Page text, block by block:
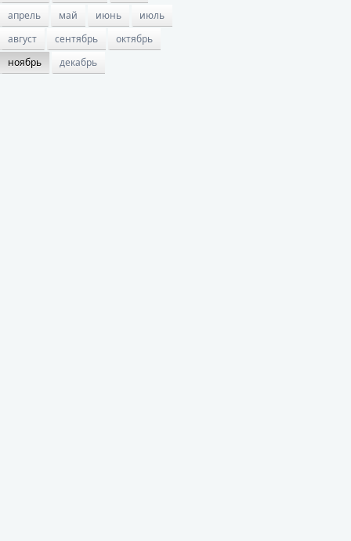
апрель
май июнь
июль
август
сентябрь
октябрь
ноябрь
декабрь